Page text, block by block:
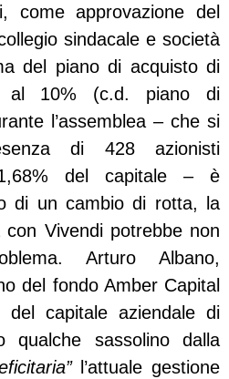
come approvazione del
sindacale e società
del piano di acquisto di
al 10% (c.d. piano di
l’assemblea – che si
di 428 azionisti
del capitale – è
di un cambio di rotta, la
con Vivendi potrebbe non
Arturo Albano,
del fondo Amber Capital
capitale aziendale di
sassolino dalla
l’attuale gestione